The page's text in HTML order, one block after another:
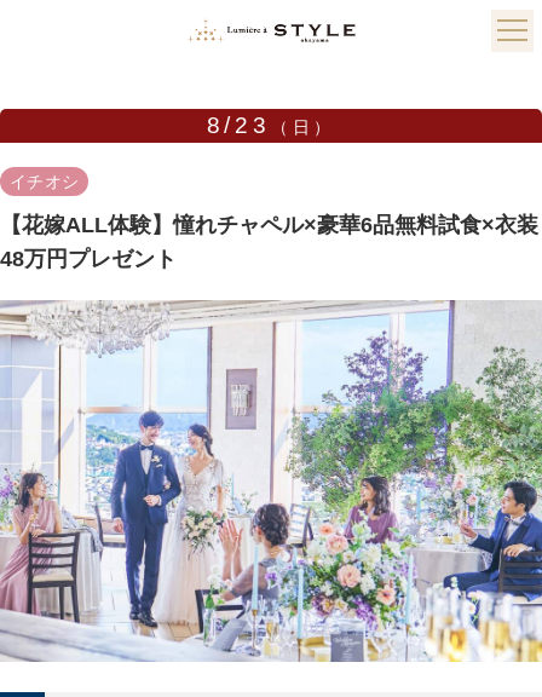
8/23 （日）
イチオシ
【花嫁ALL体験】憧れチャペル×豪華6品無料試食×衣装
48万円プレゼント